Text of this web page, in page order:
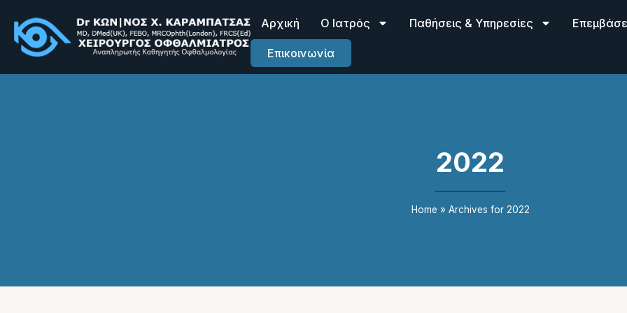
Αρχική Ο Ιατρός Παθήσεις & Υπηρεσίες
Επικοινωνία
2022
Home » Archives for 2022